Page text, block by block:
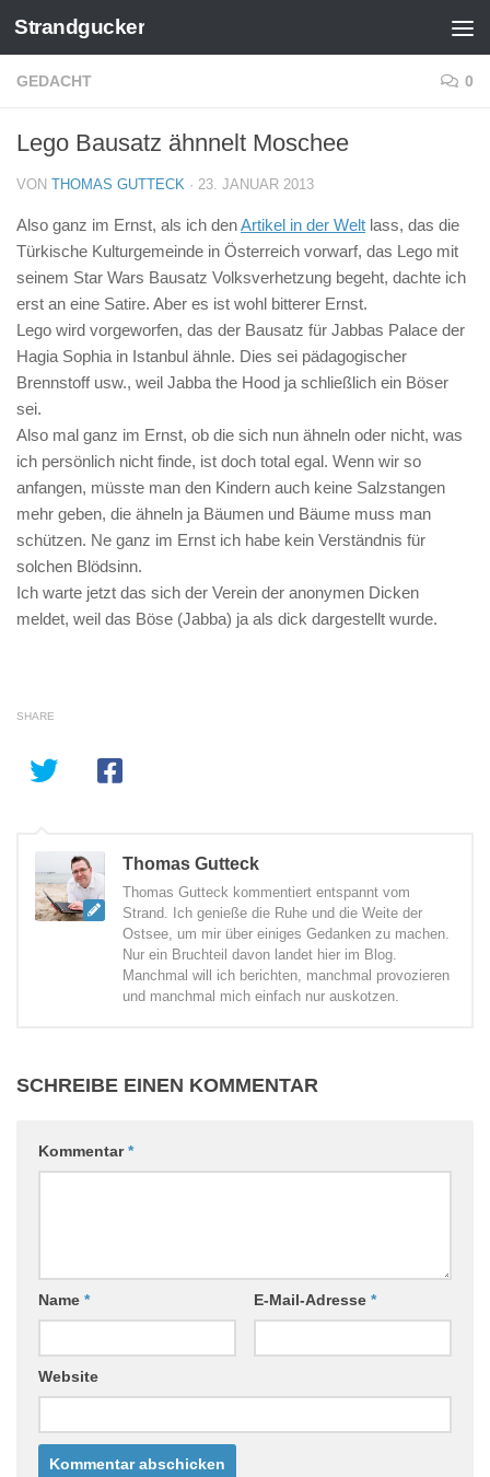
Zum Inhalt springen
Strandgucker
GEDACHT 0
Lego Bausatz ähnnelt Moschee
VON THOMAS GUTTECK · 23. JANUAR 2013
Also ganz im Ernst, als ich denArtikel in der Welt lass, das die
Türkische Kulturgemeinde in Österreich vorwarf, das Lego mit
seinem Star Wars Bausatz Volksverhetzung begeht, dachte ich
erst an eine Satire. Aber es ist wohl bitterer Ernst.
Lego wird vorgeworfen, das der Bausatz für Jabbas Palace der
Hagia Sophia in Istanbul ähnle. Dies sei pädagogischer
Brennstoff usw., weil Jabba the Hood ja schließlich ein Böser
sei.
Also mal ganz im Ernst, ob die sich nun ähneln oder nicht, was
ich persönlich nicht finde, ist doch total egal. Wenn wir so
anfangen, müsste man den Kindern auch keine Salzstangen
mehr geben, die ähneln ja Bäumen und Bäume muss man
schützen. Ne ganz im Ernst ich habe kein Verständnis für
solchen Blödsinn.
Ich warte jetzt das sich der Verein der anonymen Dicken
meldet, weil das Böse (Jabba) ja als dick dargestellt wurde.
SHARE
Thomas Gutteck
Thomas Gutteck kommentiert entspannt vom
Strand. Ich genieße die Ruhe und die Weite der
Ostsee, um mir über einiges Gedanken zu machen.
Nur ein Bruchteil davon landet hier im Blog.
Manchmal will ich berichten, manchmal provozieren
und manchmal mich einfach nur auskotzen.
SCHREIBE EINEN KOMMENTAR
Kommentar*
Name * E-Mail-Adresse *
Website